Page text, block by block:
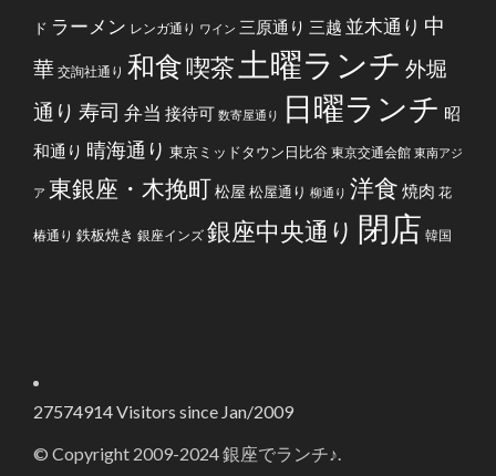
ド ラーメン レンガ通り ワイン 三原通り 三越 並木通り 中
華 交詢社通り 和食喫茶 土曜ランチ 外堀
通り 寿司 弁当 接待可 数寄屋通り 日曜ランチ 昭
和通り 晴海通り 東京ミッドタウン日比谷 東京交通会館 東南アジ
ア 東銀座・木挽町松屋 松屋通り 柳通り 洋食 焼肉 花
椿通り 鉄板焼き 銀座インズ 銀座中央通り 閉店 韓国
27574914Visitors since Jan/2009
© Copyright 2009-2024 銀座でランチ♪.